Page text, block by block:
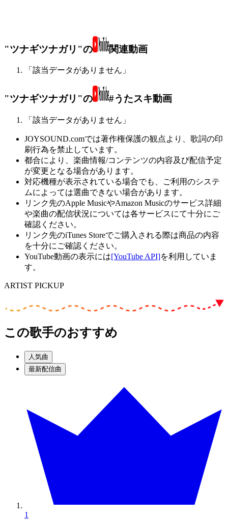
"ツナギツナガリ"の 関連動画
「該当データがありません」
"ツナギツナガリ"の #うたスキ動画
「該当データがありません」
JOYSOUND.comでは著作権保護の観点より、歌詞の印
刷行為を禁止しています。
都合により、楽曲情報/コンテンツの内容及び配信予定
が変更となる場合があります。
対応機種が表示されている場合でも、ご利用のシステ
ムによっては選曲できない場合があります。
リンク先のApple MusicやAmazon Musicのサービス詳細
や楽曲の配信状況については各サービスにて十分にご
確認ください。
リンク先のiTunes Storeでご購入される際は商品の内容
を十分にご確認ください。
YouTube動画の表示には[YouTube API]を利用していま
す。
ARTIST PICKUP
この歌手のおすすめ
人気曲
最新配信曲
1